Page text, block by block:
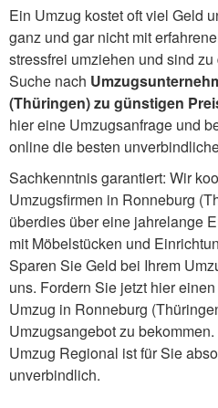
Ein Umzug kostet oft viel Geld
ganz und gar nicht mit
stressfrei umziehen und sind
Suche nach
(Thüringen) zu günstigen
hier eine Umzugsanfrage und
online die besten
Sachkenntnis garantiert: Wir
Umzugsfirmen in Ronneburg
überdies über eine jahrelange
mit Möbelstücken und
Sparen Sie Geld bei Ihrem
uns. Fordern Sie jetzt hier
Umzug in Ronneburg
Umzugsangebot zu
Umzug Regional ist für Sie
unverbindlich.